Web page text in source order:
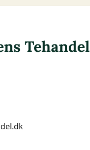
Tehandel